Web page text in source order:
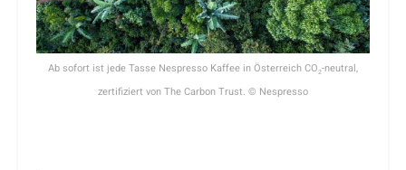
Ab sofort ist jede Tasse Nespresso Kaffee in Österreich CO2-neutral,
zertifiziert von The Carbon Trust. © Nespresso